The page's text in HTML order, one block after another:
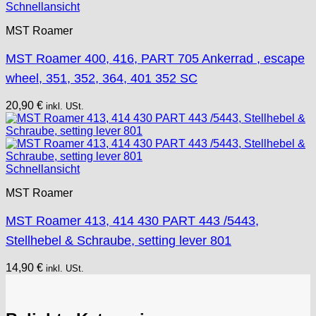
Schnellansicht
MST Roamer
MST Roamer 400, 416, PART 705 Ankerrad , escape
wheel, 351, 352, 364, 401 352 SC
20,90 € inkl. USt.
Schnellansicht
MST Roamer
MST Roamer 413, 414 430 PART 443 /5443,
Stellhebel & Schraube, setting lever 801
14,90 € inkl. USt.